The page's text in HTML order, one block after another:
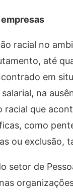
racial no
até
em
salarial, na
racial que
como
ou exclusão,
setor de